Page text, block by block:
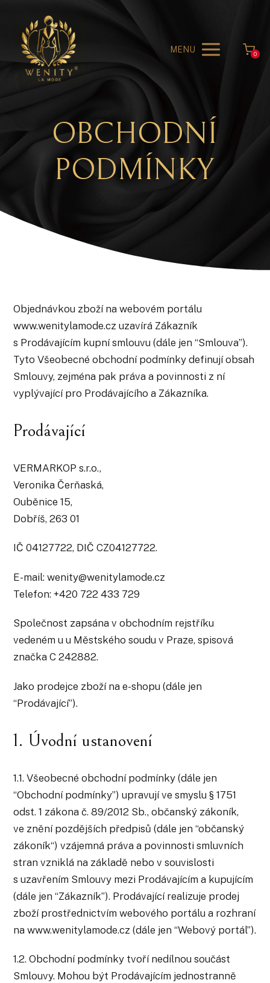
MENU 0
OBCHODNÍ
PODMÍNKY
Objednávkou zboží na webovém portálu
www.wenitylamode.cz uzavírá Zákazník
s Prodávajícím kupní smlouvu (dále jen “Smlouva”).
Tyto Všeobecné obchodní podmínky definují obsah
Smlouvy, zejména pak práva a povinnosti z ní
vyplývající pro Prodávajícího a Zákazníka.
Prodávající
VERMARKOP s.r.o.,
Veronika Čerňaská,
Ouběnice 15,
Dobříš, 263 01
IČ 04127722, DIČ CZ04127722.
E-mail: wenity@wenitylamode.cz
Telefon: +420 722 433 729
Společnost zapsána v obchodním rejstříku
vedeném u u Městského soudu v Praze, spisová
značka C 242882.
Jako prodejce zboží na e-shopu (dále jen
“Prodávající”).
1. Úvodní ustanovení
1.1. Všeobecné obchodní podmínky (dále jen
“Obchodní podmínky”) upravují ve smyslu § 1751
odst. 1 zákona č. 89/2012 Sb., občanský zákoník,
ve znění pozdějších předpisů (dále jen “občanský
zákoník“) vzájemná práva a povinnosti smluvních
stran vzniklá na základě nebo v souvislosti
s uzavřením Smlouvy mezi Prodávajícím a kupujícím
(dále jen “Zákazník”). Prodávající realizuje prodej
zboží prostřednictvím webového portálu a rozhraní
na www.wenitylamode.cz (dále jen “Webový portál”).
1.2. Obchodní podmínky tvoří nedílnou součást
Smlouvy. Mohou být Prodávajícím jednostranně